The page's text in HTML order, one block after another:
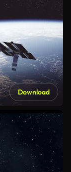
Download